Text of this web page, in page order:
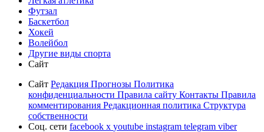
Футзал
Баскетбол
Хокей
Волейбол
Другие виды спорта
Сайт
Сайт Редакция Прогнозы Политика
конфиденциальности Правила сайту Контакты Правила
комментирования Редакционная политика Структура
собственности
Соц. сети facebook x youtube instagram telegram viber